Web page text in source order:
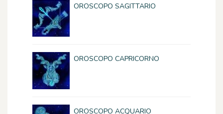
OROSCOPO SAGITTARIO
OROSCOPO CAPRICORNO
OROSCOPO ACQUARIO